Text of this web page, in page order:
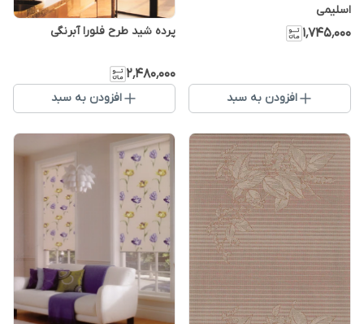
اسلیمی
۱٬۷۴۵٬۰۰۰
افزودن به سبد
پرده شید طرح فلورا آبرنگی
۲٬۴۸۰٬۰۰۰
افزودن به سبد